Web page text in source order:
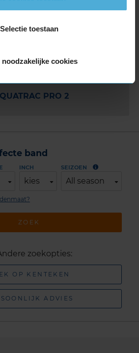
Selectie toestaan
noodzakelijke cookies
5
PRO+
2 All Season+
PRO 2
band
INCH
kies
SEIZOEN
All season
ZOEK
zoekopties:
OP KENTEKEN
ADVIES